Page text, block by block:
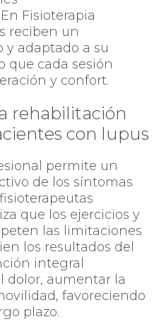
Fisioterapia
reciben un
adaptado a su
que cada sesión
y confort.
rehabilitación
con lupus
permite un
de los síntomas
que los ejercicios y
las limitaciones
los resultados del
integral
dolor, aumentar la
favoreciendo
plazo.